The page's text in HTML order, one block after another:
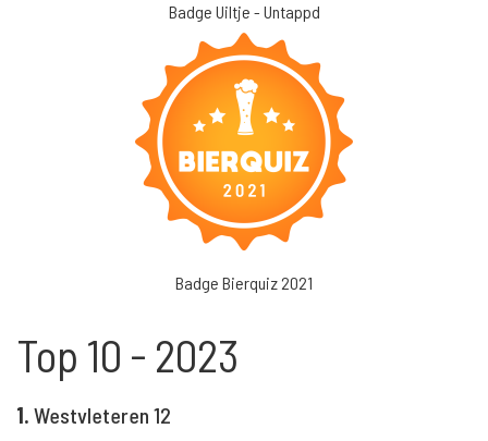
Badge Uiltje - Untappd
Badge Bierquiz 2021
Top 10 - 2023
1. Westvleteren 12